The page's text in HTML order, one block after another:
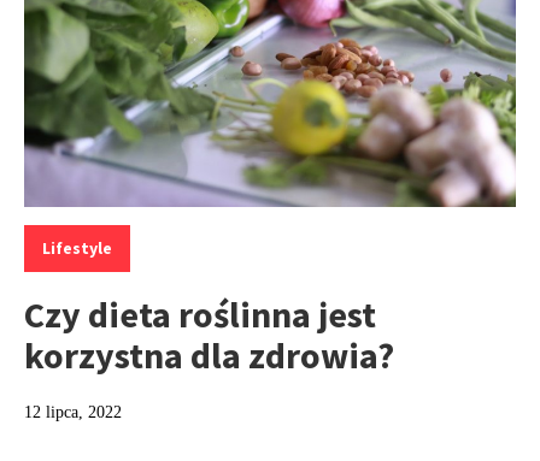
Kategorie:
Lifestyle
Czy dieta roślinna jest
korzystna dla zdrowia?
12 lipca, 2022